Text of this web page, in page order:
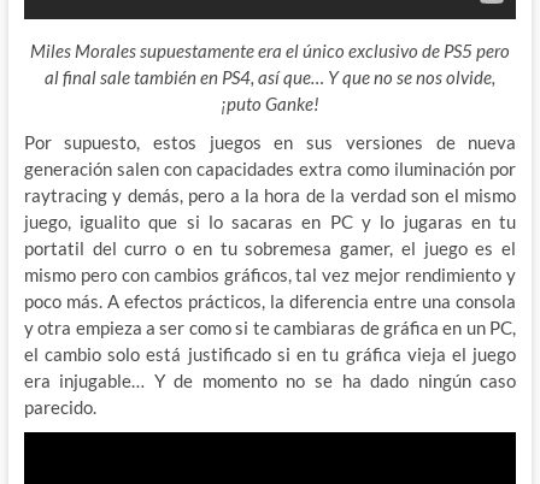
Miles Morales supuestamente era el único exclusivo de PS5 pero
al final sale también en PS4, así que… Y que no se nos olvide,
¡puto Ganke!
Por supuesto, estos juegos en sus versiones de nueva
generación salen con capacidades extra como iluminación por
raytracing y demás, pero a la hora de la verdad son el mismo
juego, igualito que si lo sacaras en PC y lo jugaras en tu
portatil del curro o en tu sobremesa gamer, el juego es el
mismo pero con cambios gráficos, tal vez mejor rendimiento y
poco más. A efectos prácticos, la diferencia entre una consola
y otra empieza a ser como si te cambiaras de gráfica en un PC,
el cambio solo está justificado si en tu gráfica vieja el juego
era injugable… Y de momento no se ha dado ningún caso
parecido.